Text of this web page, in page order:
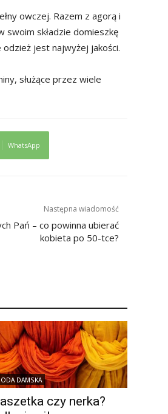
owczej. Razem z agorą i
swoim składzie domieszkę
jest najwyżej jakości.
służące przez wiele
WhatsApp
Następna wiadomość
Pań – co powinna ubierać
kobieta po 50-tce?
DAMSKA
czy nerka?